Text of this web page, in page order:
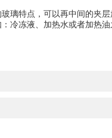
特点，可以再中间的夹层
冷冻液、加热水或者加热